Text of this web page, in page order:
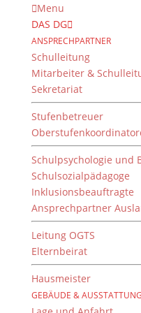
Menu
DAS DG
ANSPRECHPARTNER
Schulleitung
Mitarbeiter &
Sekretariat
Stufenbetreuer
Schulpsychologie und
Schulsozialpädagoge
Inklusionsbeauftragte
Ansprechpartner
Leitung OGTS
Elternbeirat
Hausmeister
GEBÄUDE & AUSSTATTUNG
Ursula
Autorin
vonDientzenhofer-